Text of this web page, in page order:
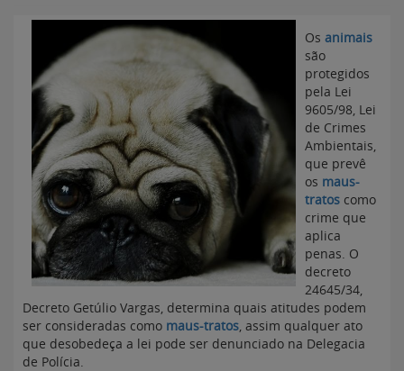
Os animais
são
protegidos
pela Lei
9605/98, Lei
de Crimes
Ambientais,
que prevê
os maus-
tratos como
crime que
aplica
penas. O
decreto
24645/34,
Decreto Getúlio Vargas, determina quais atitudes podem
ser consideradas como maus-tratos, assim qualquer ato
que desobedeça a lei pode ser denunciado na Delegacia
de Polícia.